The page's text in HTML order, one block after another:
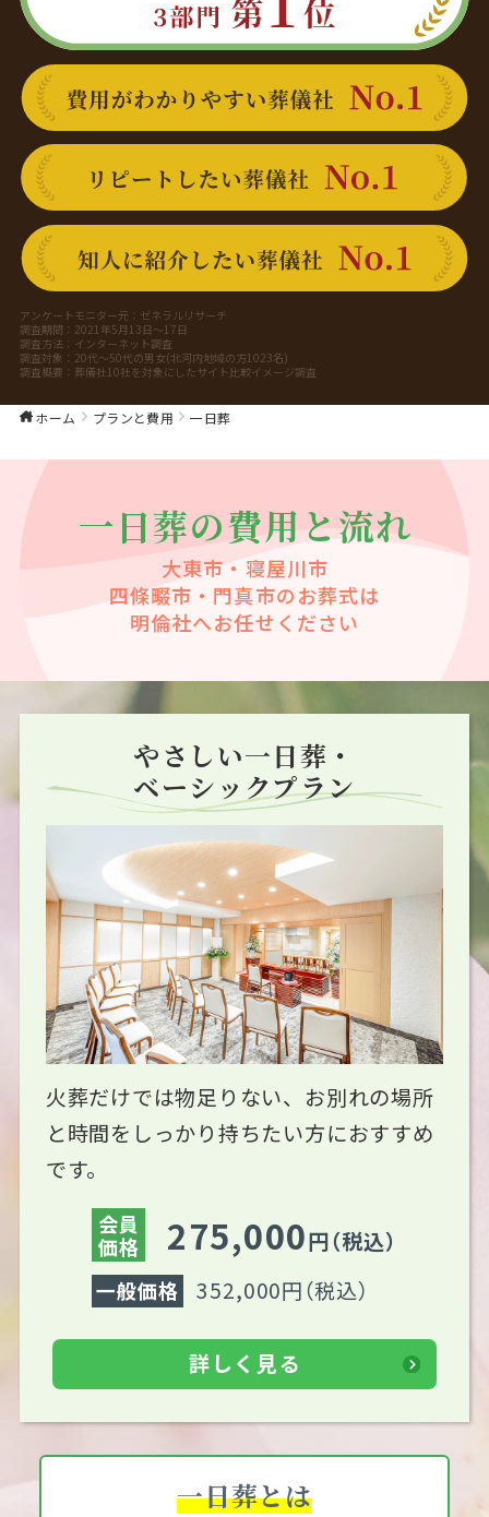
大阪府北河内でお客様満足度 3部門 第1位
費用がわかりやすい葬儀社 No.1
リピートしたい葬儀社 No.1
アンケートモニター元： ゼネラルリサーチ
調査期間： 2021年5月13日～17日
調査方法： インターネット調査
調査対象： 20代～50代の男女(北河内地域の方1023名)
調査概要： 葬儀社10社を対象にしたサイト比較イメージ調査
ホーム プランと費用 一日葬
一日葬の費用と流れ
大東市・寝屋川市
四條畷市・門真市のお葬式は
明倫社へお任せください
やさしい一日葬・
ベーシックプラン
火葬だけでは物足りない、お別れの場所
と時間をしっかり持ちたい方におすすめ
です。
会員
価格
275,000円（税込）
一般価格 352,000円（税込）
詳しく見る
一日葬とは